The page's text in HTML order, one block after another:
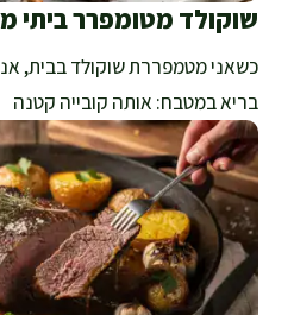
שוקולד מטומפרר ביתי
כשאני מטמפררת שוקולד בבית,
בריא במטבח: אותה קובייה קטנה